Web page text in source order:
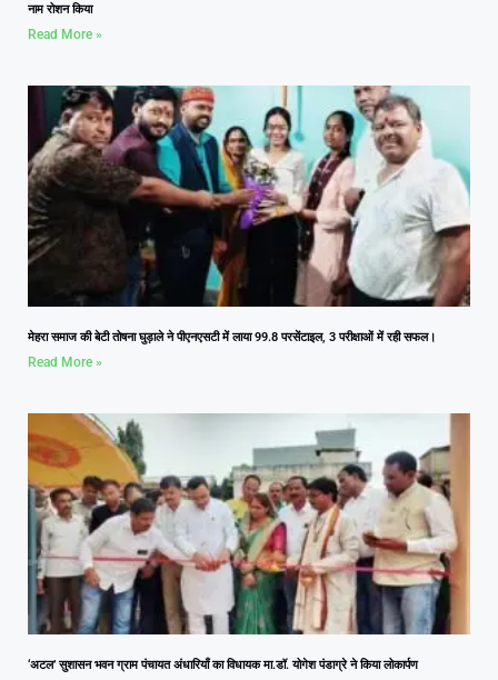
नाम रोशन किया
Read More »
मेहरा समाज की बेटी तोषना घुड़ाले ने पीएनएसटी में लाया 99.8 परसेंटाइल, 3 परीक्षाओं में रही सफल।
Read More »
‘अटल’ सुशासन भवन ग्राम पंचायत अंधारियाँ का विधायक मा.डॉ. योगेश पंडाग्रे ने किया लोकार्पण